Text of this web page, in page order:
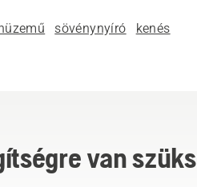
sövénynyíró kenés
van